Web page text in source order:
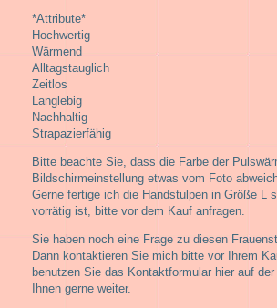
*Attribute*
Hochwertig
Wärmend
Alltagstauglich
Zeitlos
Langlebig
Nachhaltig
Strapazierfähig
Bitte beachte Sie, dass die Farbe der
Bildschirmeinstellung etwas vom Foto
Gerne fertige ich die Handstulpen in Größe L
vorrätig ist, bitte vor dem Kauf anfragen.
Sie haben noch eine Frage zu diesen
Dann kontaktieren Sie mich bitte vor Ihrem
benutzen Sie das Kontaktformular hier auf
Ihnen gerne weiter.